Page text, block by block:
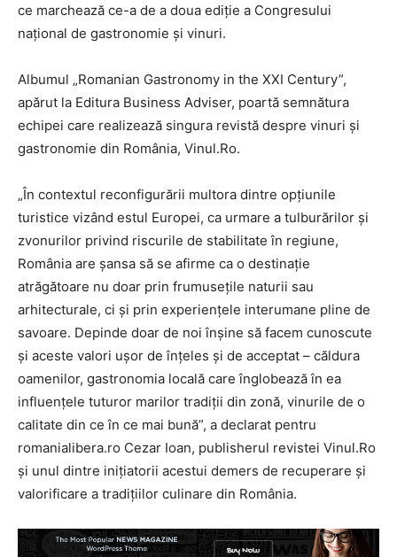
ce marchează ce-a de a doua ediție a Congresului
național de gastronomie și vinuri.
Albumul „Romanian Gastronomy in the XXI Century”,
apărut la Editura Business Adviser, poartă semnătura
echipei care realizează singura revistă despre vinuri și
gastronomie din România, Vinul.Ro.
„În contextul reconfigurării multora dintre opțiunile
turistice vizând estul Europei, ca urmare a tulburărilor și
zvonurilor privind riscurile de stabilitate în regiune,
România are șansa să se afirme ca o destinație
atrăgătoare nu doar prin frumusețile naturii sau
arhitecturale, ci și prin experiențele interumane pline de
savoare. Depinde doar de noi înșine să facem cunoscute
și aceste valori ușor de înțeles și de acceptat – căldura
oamenilor, gastronomia locală care înglobează în ea
influențele tuturor marilor tradiții din zonă, vinurile de o
calitate din ce în ce mai bună”, a declarat pentru
romanialibera.ro Cezar Ioan, publisherul revistei Vinul.Ro
și unul dintre inițiatorii acestui demers de recuperare și
valorificare a tradițiilor culinare din România.